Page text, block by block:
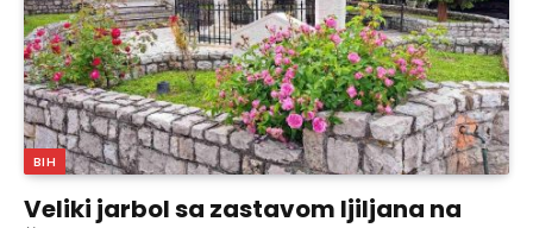
BIH
Veliki jarbol sa zastavom ljiljana na